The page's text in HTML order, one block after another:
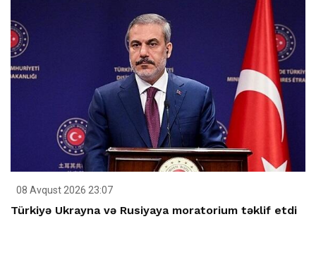
08 Avqust 2026 23:07
Türkiyə Ukrayna və Rusiyaya moratorium təklif etdi